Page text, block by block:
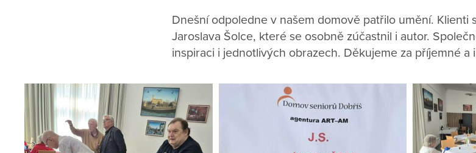
Dnešní odpoledne v našem domově patřilo umění. Klienti
Jaroslava Šolce, které se osobně zúčastnil i autor.
inspiraci i jednotlivých obrazech. Děkujeme za příjemné a